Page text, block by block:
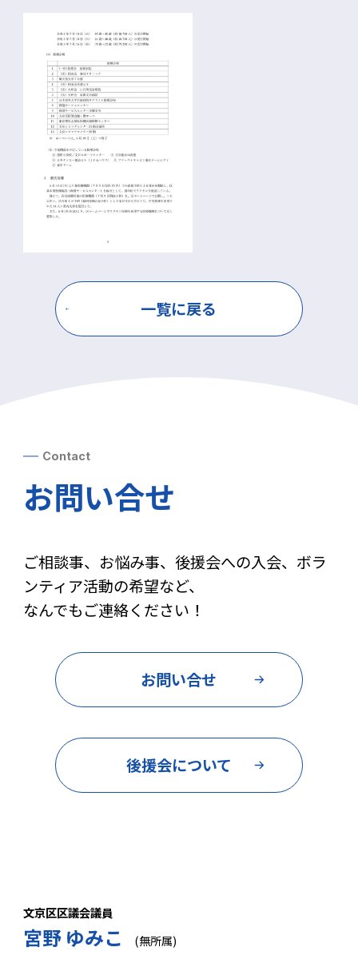
一覧に戻る
Contact
お問い合せ
ご相談事、お悩み事、後援会への入会、ボラ
ンティア活動の希望など、
なんでもご連絡ください！
お問い合せ
後援会について
文京区区議会議員
宮野 ゆみこ (無所属)